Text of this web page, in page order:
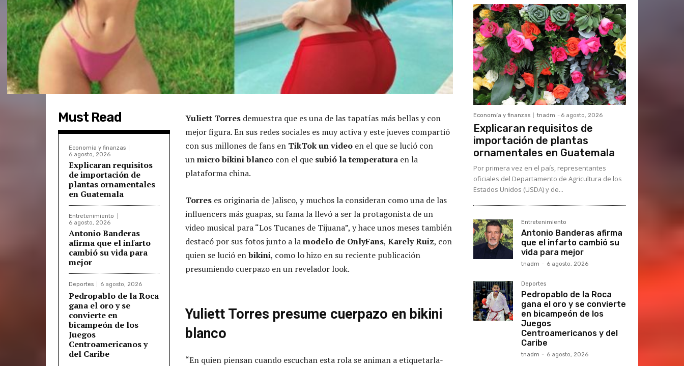
Must Read
Economía y finanzas
6 agosto, 2026
Explicaran requisitos
de importación de
plantas ornamentales
en Guatemala
Entretenimiento
6 agosto, 2026
Antonio Banderas
afirma que el infarto
cambió su vida para
mejor
Deportes 6 agosto, 2026
Pedropablo de la Roca
gana el oro y se
convierte en
bicampeón de los
Juegos
Centroamericanos y
del Caribe
Yuliett Torres demuestra que es una de las tapatías más bellas y con
mejor figura. En sus redes sociales es muy activa y este jueves compartió
con sus millones de fans en TikTok un video en el que se lució con
unmicro bikini blanco con el que subió la temperatura en la
plataforma china.
Torres es originaria de Jalisco, y muchos la consideran como una de las
influencers más guapas, su fama la llevó a ser la protagonista de un
video musical para “Los Tucanes de Tijuana”, y hace unos meses también
destacó por sus fotos junto a lamodelo de OnlyFans, Karely Ruiz, con
quien se lució enbikini, como lo hizo en su reciente publicación
presumiendo cuerpazo en un revelador look.
Yuliett Torres presume cuerpazo en bikini
blanco
“En quien piensan cuando escuchan esta rola se animan a etiquetarla-
Economía y finanzas tnadm - 6 agosto, 2026
Explicaran requisitos de
importación de plantas
ornamentales en Guatemala
Por primera vez en el país, representantes
oficiales del Departamento de Agricultura de los
Estados Unidos (USDA) y de...
Entretenimiento
Antonio Banderas afirma
que el infarto cambió su
vida para mejor
tnadm - 6 agosto, 2026
Deportes
Pedropablo de la Roca
gana el oro y se convierte
en bicampeón de los
Juegos
Centroamericanos y del
Caribe
tnadm - 6 agosto, 2026